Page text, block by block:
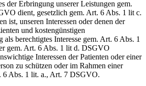
der Erbringung unserer Leistungen gem.
dient, gesetzlich gem. Art. 6 Abs. 1 lit c.
ist, unseren Interessen oder denen der
und kostengünstigen
als berechtigtes Interesse gem. Art. 6 Abs. 1
gem. Art. 6 Abs. 1 lit d. DSGVO
Interessen der Patienten oder einer
zu schützen oder im Rahmen einer
Abs. 1 lit. a., Art. 7 DSGVO.